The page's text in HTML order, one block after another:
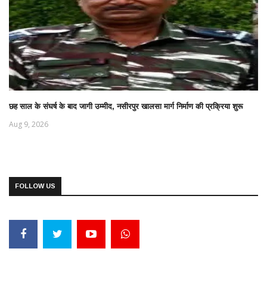
छह साल के संघर्ष के बाद जागी उम्मीद, नसीरपुर खालसा मार्ग निर्माण की प्रक्रिया शुरू
Aug 9, 2026
FOLLOW US